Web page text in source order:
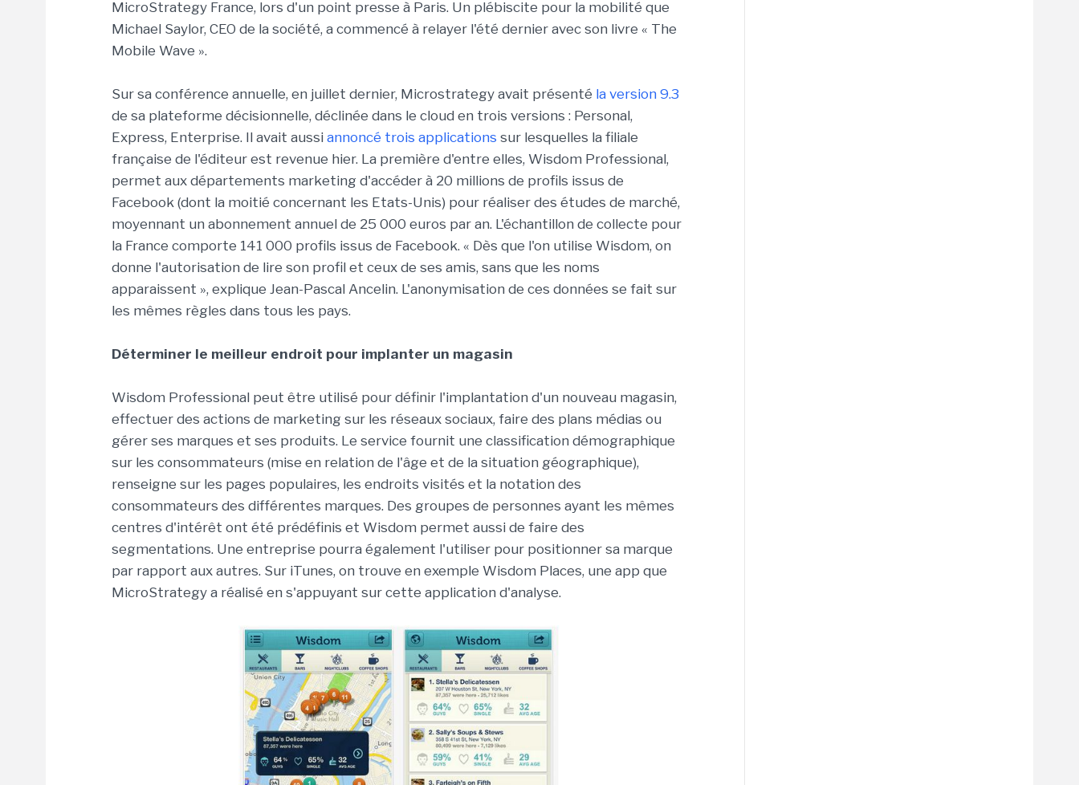
MicroStrategy France, lors d'un point presse à Paris. Un plébiscite pour la mobilité que
Michael Saylor, CEO de la société, a commencé à relayer l'été dernier avec son livre « The
Mobile Wave ».
Sur sa conférence annuelle, en juillet dernier, Microstrategy avait présenté la version 9.3
de sa plateforme décisionnelle, déclinée dans le cloud en trois versions : Personal,
Express, Enterprise. Il avait aussi annoncé trois applications sur lesquelles la filiale
française de l'éditeur est revenue hier. La première d'entre elles, Wisdom Professional,
permet aux départements marketing d'accéder à 20 millions de profils issus de
Facebook (dont la moitié concernant les Etats-Unis) pour réaliser des études de marché,
moyennant un abonnement annuel de 25 000 euros par an. L'échantillon de collecte pour
la France comporte 141 000 profils issus de Facebook. « Dès que l'on utilise Wisdom, on
donne l'autorisation de lire son profil et ceux de ses amis, sans que les noms
apparaissent », explique Jean-Pascal Ancelin. L'anonymisation de ces données se fait sur
les mêmes règles dans tous les pays.
Déterminer le meilleur endroit pour implanter un magasin
Wisdom Professional peut être utilisé pour définir l'implantation d'un nouveau magasin,
effectuer des actions de marketing sur les réseaux sociaux, faire des plans médias ou
gérer ses marques et ses produits. Le service fournit une classification démographique
sur les consommateurs (mise en relation de l'âge et de la situation géographique),
renseigne sur les pages populaires, les endroits visités et la notation des
consommateurs des différentes marques. Des groupes de personnes ayant les mêmes
centres d'intérêt ont été prédéfinis et Wisdom permet aussi de faire des
segmentations. Une entreprise pourra également l'utiliser pour positionner sa marque
par rapport aux autres. Sur iTunes, on trouve en exemple Wisdom Places, une app que
MicroStrategy a réalisé en s'appuyant sur cette application d'analyse.